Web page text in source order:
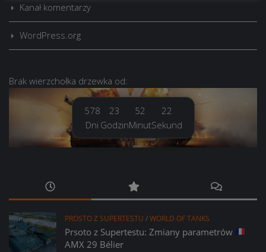
Kanał komentarzy
WordPress.org
Brak wierzchołka drzewka od:
578
Dni
23
Godzin
52
Minut
23
Sekund
PROSTO Z SUPERTESTU /WORLD OF TANKS
Prsoto z Supertestu: Zmiany parametrów
AMX 29 Bélier